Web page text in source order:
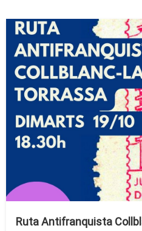
Ruta Antifranquista